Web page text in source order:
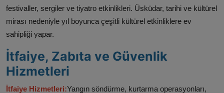
festivaller, sergiler ve tiyatro etkinlikleri. Üsküdar, tarihi ve kültürel
mirası nedeniyle yıl boyunca çeşitli kültürel etkinliklere ev
sahipliği yapar.
İtfaiye, Zabıta ve Güvenlik
Hizmetleri
İtfaiye Hizmetleri:Yangın söndürme, kurtarma operasyonları,